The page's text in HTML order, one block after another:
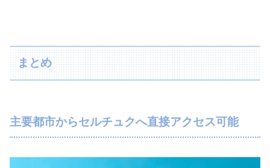
まとめ
主要都市からセルチュクへ直接アクセス可能